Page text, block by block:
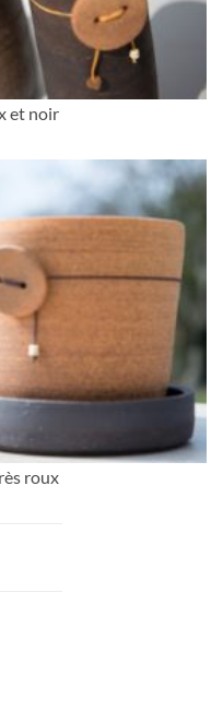
et noir
roux